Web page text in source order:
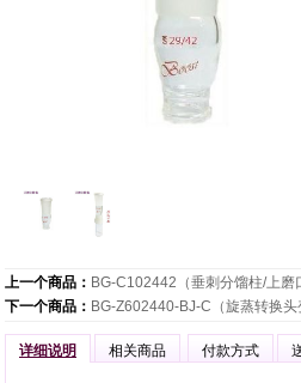
上一个商品： BG-C102442（垂刺分馏柱/上
下一个商品： BG-Z602440-BJ-C（旋蒸转换
详细说明 相关商品 付款方式